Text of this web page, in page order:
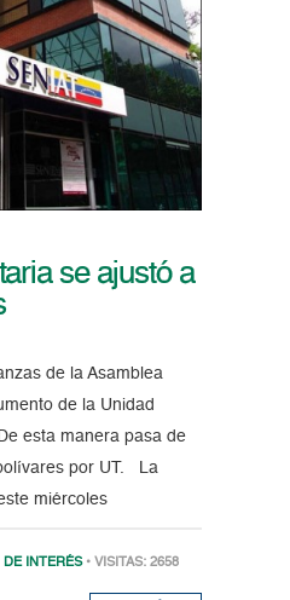
se ajustó a
de la Asamblea
de la Unidad
esta manera pasa de
por UT. La
miércoles
DE INTERÉS • VISITAS: 2658